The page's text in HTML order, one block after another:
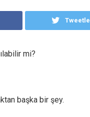
Tweetle
mi?
başka bir şey.